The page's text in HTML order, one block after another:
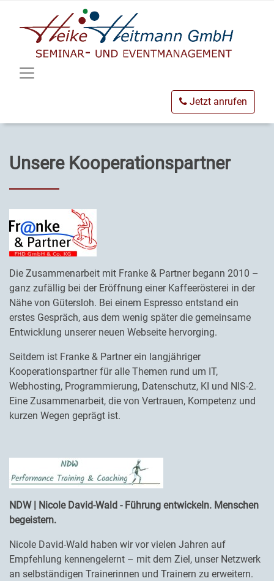
Jetzt anrufen
Unsere Kooperationspartner
Die Zusammenarbeit mit Franke & Partner begann 2010 –
ganz zufällig bei der Eröffnung einer Kaffeerösterei in der
Nähe von Gütersloh. Bei einem Espresso entstand ein
erstes Gespräch, aus dem wenig später die gemeinsame
Entwicklung unserer neuen Webseite hervorging.
Seitdem ist Franke & Partner ein langjähriger
Kooperationspartner für alle Themen rund um IT,
Webhosting, Programmierung, Datenschutz, KI und NIS-2.
Eine Zusammenarbeit, die von Vertrauen, Kompetenz und
kurzen Wegen geprägt ist.
NDW | Nicole David-Wald - Führung entwickeln. Menschen
begeistern.
Nicole David-Wald haben wir vor vielen Jahren auf
Empfehlung kennengelernt – mit dem Ziel, unser Netzwerk
an selbständigen Trainerinnen und Trainern zu erweitern.